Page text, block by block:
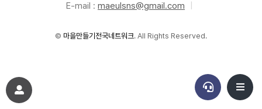
E-mail : maeulsns@gmail.com
© 마을만들기전국네트워크. All Rights Reserved.